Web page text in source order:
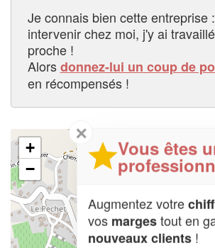
Je connais bien cette entreprise
intervenir chez moi, j'y ai
proche !
Alorsdonnez-lui un coup de
en récompensés !
+
−
✕
Vous êtes
Augmentez votre
vos margestout en
nouveaux clients !